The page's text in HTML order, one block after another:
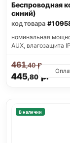
Беспроводная
синий)
код товара
номинальная
AUX, влагозащита
445,80р.
461,40р.
В наличии